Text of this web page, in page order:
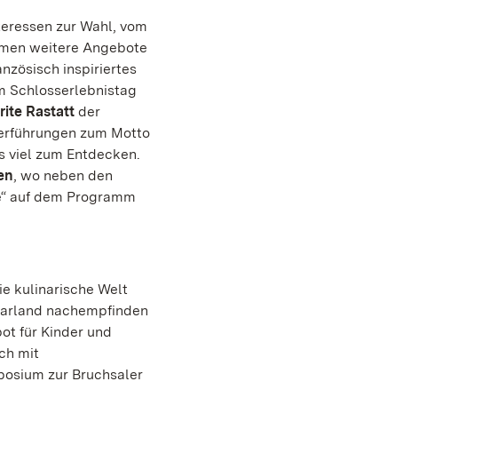
zur Wahl, vom
weitere Angebote
inspiriertes
Schlosserlebnistag
Rastatt der
zum Motto
viel zum Entdecken.
, wo neben den
auf dem Programm
kulinarische Welt
nachempfinden
für Kinder und
mit
zur Bruchsaler